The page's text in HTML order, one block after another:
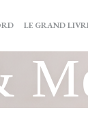
((OUVRE UNE
LE GRAND